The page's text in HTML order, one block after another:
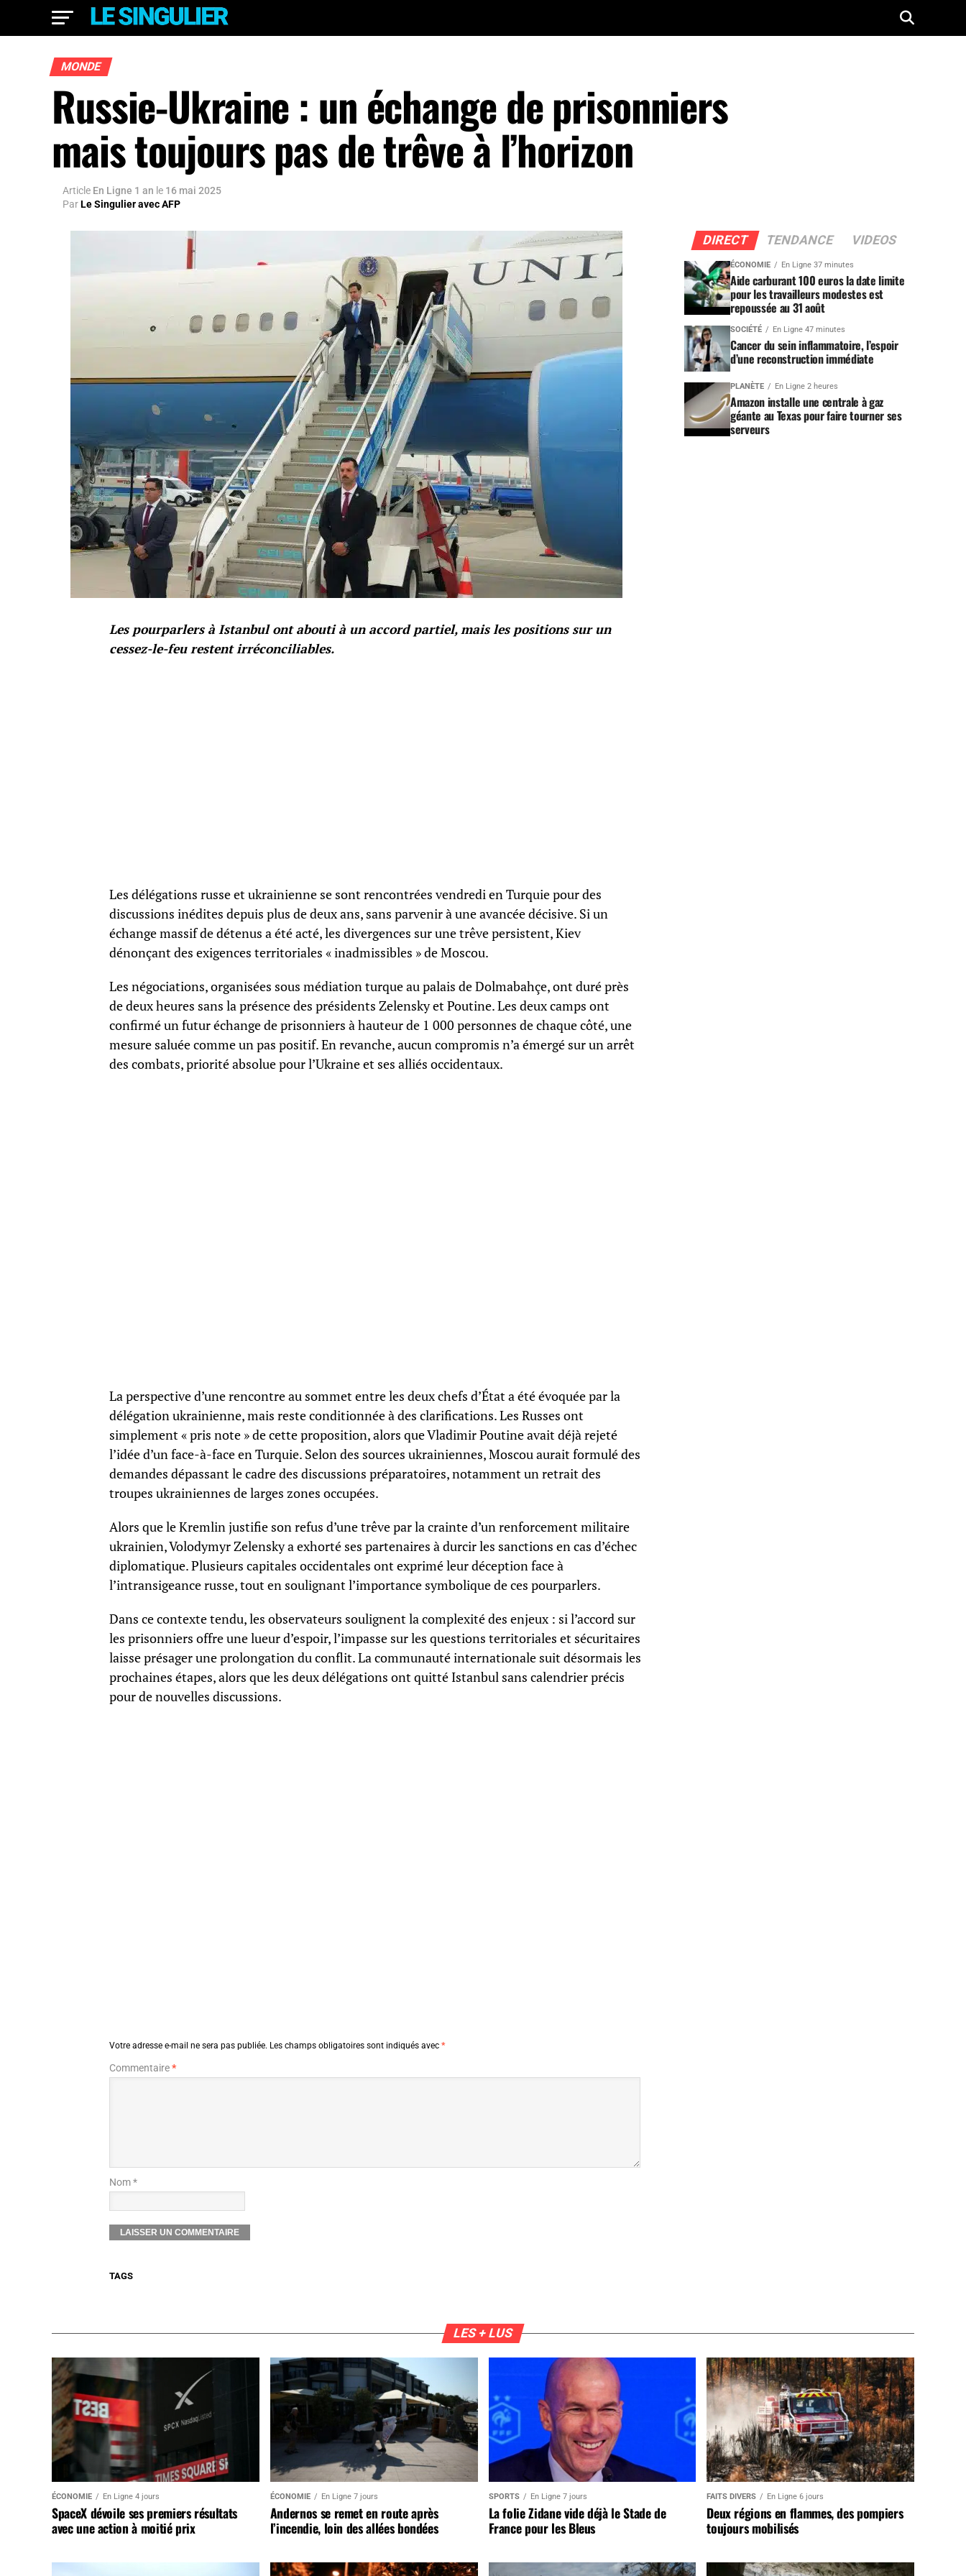
MONDE
Russie-Ukraine : un échange de prisonniers
mais toujours pas de trêve à l’horizon
Article En Ligne 1 an le 16 mai 2025
ParLe Singulier avec AFP
Les pourparlers à Istanbul ont abouti à un accord partiel, mais les positions sur un
cessez-le-feu restent irréconciliables.
Les délégations russe et ukrainienne se sont rencontrées vendredi en Turquie pour des
discussions inédites depuis plus de deux ans, sans parvenir à une avancée décisive. Si un
échange massif de détenus a été acté, les divergences sur une trêve persistent, Kiev
dénonçant des exigences territoriales « inadmissibles » de Moscou.
Les négociations, organisées sous médiation turque au palais de Dolmabahçe, ont duré près
de deux heures sans la présence des présidents Zelensky et Poutine. Les deux camps ont
confirmé un futur échange de prisonniers à hauteur de 1 000 personnes de chaque côté, une
mesure saluée comme un pas positif. En revanche, aucun compromis n’a émergé sur un arrêt
des combats, priorité absolue pour l’Ukraine et ses alliés occidentaux.
La perspective d’une rencontre au sommet entre les deux chefs d’État a été évoquée par la
délégation ukrainienne, mais reste conditionnée à des clarifications. Les Russes ont
simplement « pris note » de cette proposition, alors que Vladimir Poutine avait déjà rejeté
l’idée d’un face-à-face en Turquie. Selon des sources ukrainiennes, Moscou aurait formulé des
demandes dépassant le cadre des discussions préparatoires, notamment un retrait des
troupes ukrainiennes de larges zones occupées.
Alors que le Kremlin justifie son refus d’une trêve par la crainte d’un renforcement militaire
ukrainien, Volodymyr Zelensky a exhorté ses partenaires à durcir les sanctions en cas d’échec
diplomatique. Plusieurs capitales occidentales ont exprimé leur déception face à
l’intransigeance russe, tout en soulignant l’importance symbolique de ces pourparlers.
Dans ce contexte tendu, les observateurs soulignent la complexité des enjeux : si l’accord sur
les prisonniers offre une lueur d’espoir, l’impasse sur les questions territoriales et sécuritaires
laisse présager une prolongation du conflit. La communauté internationale suit désormais les
prochaines étapes, alors que les deux délégations ont quitté Istanbul sans calendrier précis
pour de nouvelles discussions.
Votre adresse e-mail ne sera pas publiée. Les champs obligatoires sont indiqués avec *
Commentaire*
Nom *
TAGS
DIRECT TENDANCE VIDEOS
ÉCONOMIE En Ligne 37 minutes
Aide carburant 100 euros la date limite
pour les travailleurs modestes est
repoussée au 31 août
SOCIÉTÉ En Ligne 47 minutes
Cancer du sein inflammatoire, l’espoir
d’une reconstruction immédiate
PLANÈTE En Ligne 2 heures
Amazon installe une centrale à gaz
géante au Texas pour faire tourner ses
serveurs
LES + LUS
ÉCONOMIE En Ligne 4 jours
SpaceX dévoile ses premiers résultats
avec une action à moitié prix
ÉCONOMIE En Ligne 7 jours
Andernos se remet en route après
l’incendie, loin des allées bondées
SPORTS En Ligne 7 jours
La folie Zidane vide déjà le Stade de
France pour les Bleus
FAITS DIVERS En Ligne 6 jours
Deux régions en flammes, des pompiers
toujours mobilisés